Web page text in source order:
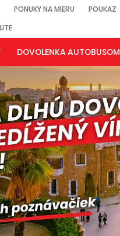
PONUKY NA MIERU
POUKAZ
DOVOLENKA AUTOBUSOM